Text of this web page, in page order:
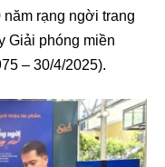
rạng ngời trang
Giải phóng miền
– 30/4/2025).